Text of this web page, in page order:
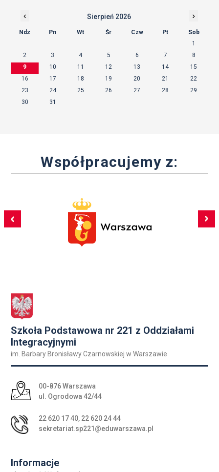
‹ Sierpień 2026 ›
Ndz Pn Wt Śr Czw Pt
Sob
1
2
3 4 5 6 7
8
9
10 11 12 13 14
15
16
17 18 19 20 21
22
23
24 25 26 27 28
29
30
31
Współpracujemy z:
Szkoła Podstawowa nr 221 z Oddziałami
Integracyjnymi
im. Barbary Bronisławy Czarnowskiej w Warszawie
Adres pocztowy:
00-876 Warszawa
ul. Ogrodowa 42/44
22 620 17 40, 22 620 24 44
sekretariat.sp221@eduwarszawa.pl
Informacje